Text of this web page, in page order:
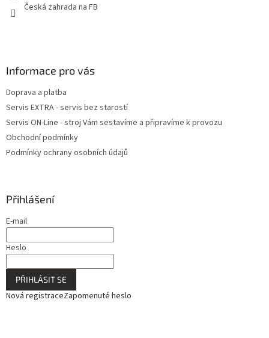
Česká zahrada na FB
Informace pro vás
Doprava a platba
Servis EXTRA - servis bez starostí
Servis ON-Line - stroj Vám sestavíme a připravíme k provozu
Obchodní podmínky
Podmínky ochrany osobních údajů
Přihlášení
E-mail
Heslo
PŘIHLÁSIT SE
Nová registraceZapomenuté heslo